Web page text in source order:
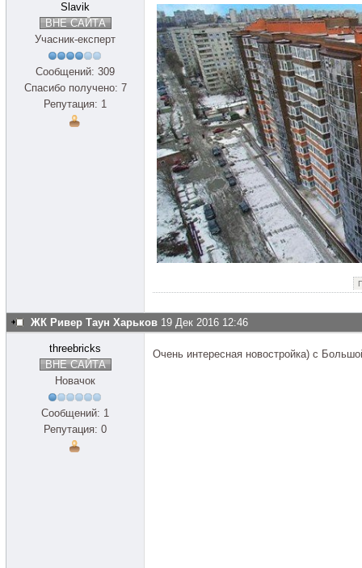
Slavik
ВНЕ САЙТА
Учасник-експерт
Сообщений: 309
Спасибо получено: 7
Репутация: 1
ЖК Ривер Таун Харьков 19 Дек 2016 12:46
threebricks
ВНЕ САЙТА
Новачок
Сообщений: 1
Репутация: 0
Очень интересная новостройка) с